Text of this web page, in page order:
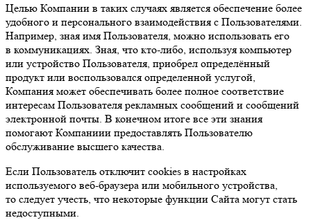
Целью Компании в таких случаях является обеспечение более
удобного и персонального взаимодействия с Пользователями.
Например, зная имя Пользователя, можно использовать его
в коммуникациях. Зная, что кто-либо, используя компьютер
или устройство Пользователя, приобрел определённый
продукт или воспользовался определенной услугой,
Компания может обеспечивать более полное соответствие
интересам Пользователя рекламных сообщений и сообщений
электронной почты. В конечном итоге все эти знания
помогают Компаниии предоставлять Пользователю
обслуживание высшего качества.
Если Пользователь отключит cookies в настройках
используемого веб-браузера или мобильного устройства,
то следует учесть, что некоторые функции Сайта могут стать
недоступными.